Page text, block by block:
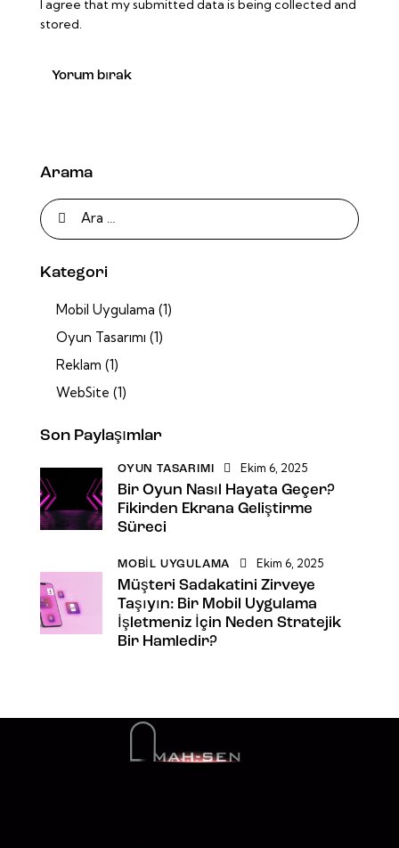
I agree that my submitted data is being collected and
stored.
Arama
Kategori
Mobil Uygulama (1)
Oyun Tasarımı (1)
Reklam (1)
WebSite (1)
Son Paylaşımlar
OYUN TASARIMI Ekim 6, 2025
Bir Oyun Nasıl Hayata Geçer?
Fikirden Ekrana Geliştirme
Süreci
MOBIL UYGULAMA Ekim 6, 2025
Müşteri Sadakatini Zirveye
Taşıyın: Bir Mobil Uygulama
İşletmeniz İçin Neden Stratejik
Bir Hamledir?